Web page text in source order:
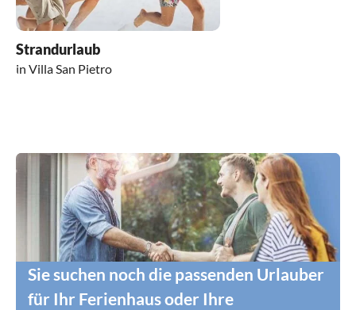
Strandurlaub
in Villa San Pietro
Sie suchen noch die passenden Urlauber
für Ihr Ferienhaus oder Ihre